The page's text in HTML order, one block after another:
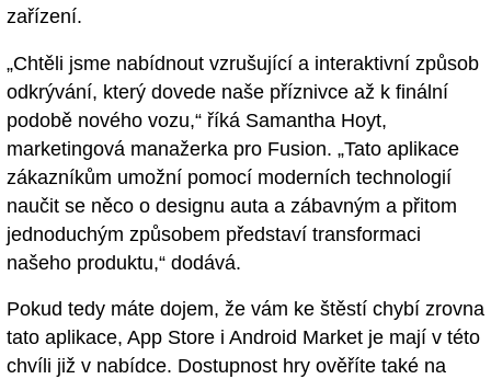
zařízení.
„Chtěli jsme nabídnout vzrušující a interaktivní způsob
odkrývání, který dovede naše příznivce až k finální
podobě nového vozu,“ říká Samantha Hoyt,
marketingová manažerka pro Fusion. „Tato aplikace
zákazníkům umožní pomocí moderních technologií
naučit se něco o designu auta a zábavným a přitom
jednoduchým způsobem představí transformaci
našeho produktu,“ dodává.
Pokud tedy máte dojem, že vám ke štěstí chybí zrovna
tato aplikace, App Store i Android Market je mají v této
chvíli již v nabídce. Dostupnost hry ověříte také na